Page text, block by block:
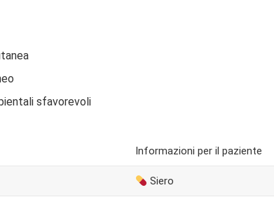
sfavorevoli
Informazioni per il paziente
Siero